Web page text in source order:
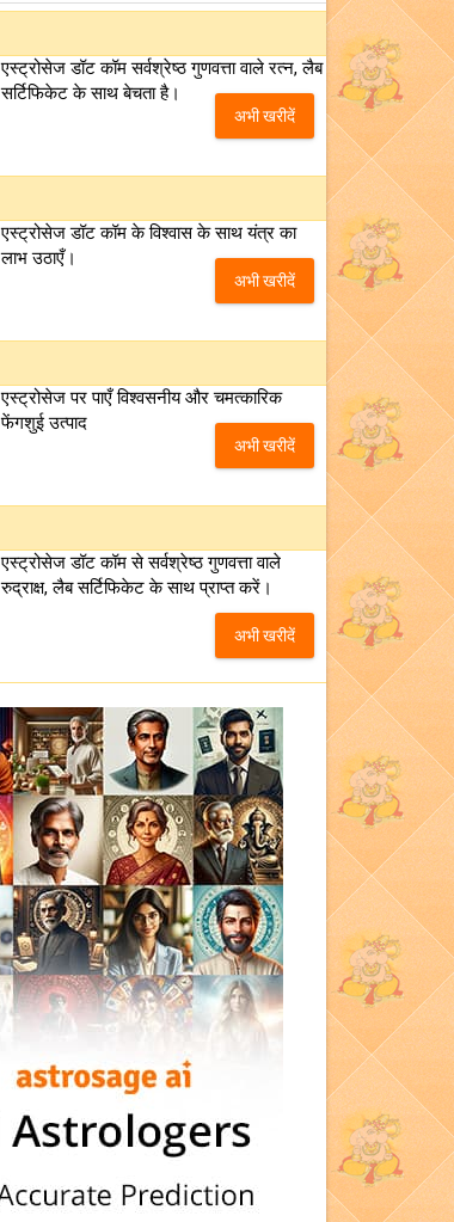
मंगल का मिथुन राशि में गोचर: इन 4 राशियों के बनेंगे अचानक धन लाभ के योग!
टैरो साप्ताहिक राशिफल (02 से 08 अगस्त, 2026): जानें 12 राशियों का विस्तृत भविष्यफल!
एस्ट्रोसेज डॉट कॉम सर्वश्रेष्ठ गुणवत्ता वाले रत्न, लैब
सर्टिफिकेट के साथ बेचता है।
अभी खरीदें
एस्ट्रोसेज डॉट कॉम के विश्वास के साथ यंत्र का
लाभ उठाएँ।
अभी खरीदें
एस्ट्रोसेज पर पाएँ विश्वसनीय और चमत्कारिक
फेंगशुई उत्पाद
अभी खरीदें
एस्ट्रोसेज डॉट कॉम से सर्वश्रेष्ठ गुणवत्ता वाले
रुद्राक्ष, लैब सर्टिफिकेट के साथ प्राप्त करें।
अभी खरीदें